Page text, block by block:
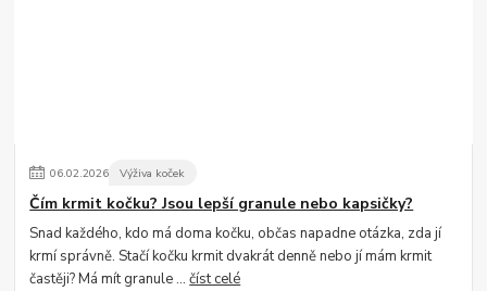
06.02.2026 Výživa koček
Čím krmit kočku? Jsou lepší granule nebo kapsičky?
Snad každého, kdo má doma kočku, občas napadne otázka, zda jí
krmí správně. Stačí kočku krmit dvakrát denně nebo jí mám krmit
častěji? Má mít granule ...číst celé